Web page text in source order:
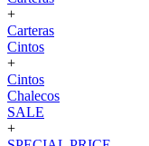
+
Carteras
Cintos
+
Cintos
Chalecos
SALE
+